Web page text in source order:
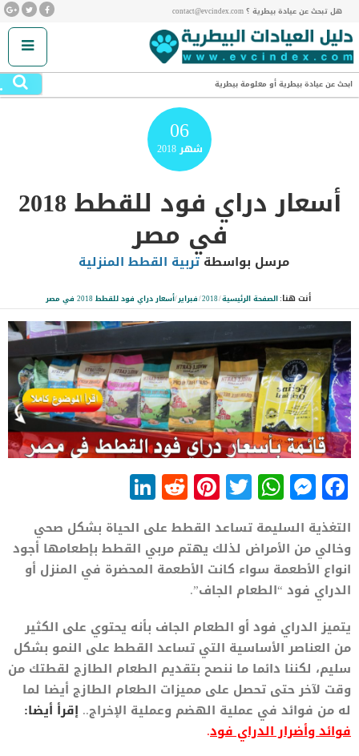
هل تبحث عن عيادة بيطرية ؟ contact@evcindex.com
ابحث عن عيادة بيطرية أو معلومة بيطرية
06
شهر2018
أسعار دراي فود للقطط 2018
في مصر
مرسل بواسطةتربية القطط المنزلية
أنت هنا:الصفحة الرئيسية/
2018
/فبراير/أسعار دراي فود للقطط 2018 في مصر
Facebook
Messenger
WhatsApp
Twitter
Pinterest
Reddit
التغذية السليمة تساعد القطط على الحياة بشكل صحي
وخالي من الأمراض لذلك يهتم مربي القطط بإطعامها أجود
انواع الأطعمة سواء كانت الأطعمة المحضرة في المنزل أو
الدراي فود “الطعام الجاف”.
يتميز الدراي فود أو الطعام الجاف بأنه يحتوي على الكثير
من العناصر الأساسية التي تساعد القطط على النمو بشكل
سليم، لكننا دائما ما ننصح بتقديم الطعام الطازج لقطتك من
وقت لآخر حتى تحصل على مميزات الطعام الطازج أيضا لما
له من فوائد في عملية الهضم وعملية الإخراج.. إقرأ أيضا:
فوائد وأضرار الدراي فود.